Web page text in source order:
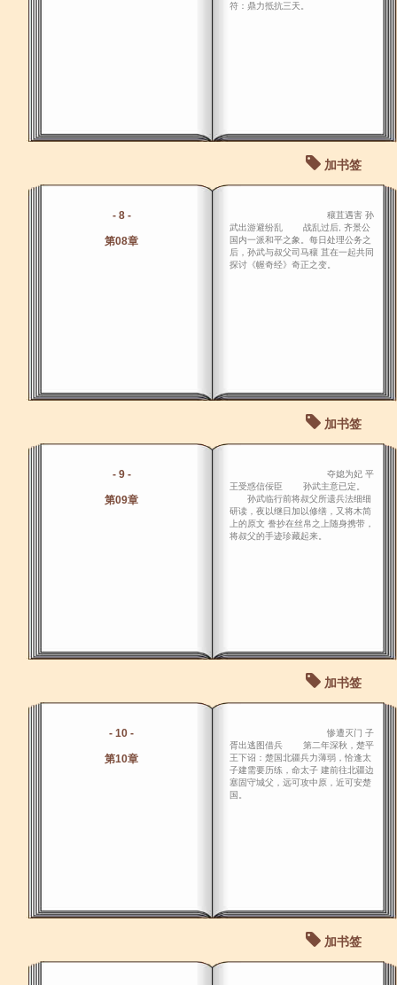
符：鼎力抵抗三天。
加书签
- 8 -
第08章
穰苴遇害 孙
武出游避纷乱 战乱过后, 齐景公
国内一派和平之象。每日处理公务之
后，孙武与叔父司马穰 苴在一起共同
探讨《幄奇经》奇正之变。
加书签
- 9 -
第09章
夺媳为妃 平
王受惑信佞臣 孙武主意已定。
孙武临行前将叔父所遗兵法细细
研读，夜以继日加以修缮，又将木简
上的原文 誊抄在丝帛之上随身携带，
将叔父的手迹珍藏起来。
加书签
- 10 -
第10章
惨遭灭门 子
胥出逃图借兵 第二年深秋，楚平
王下诏：楚国北疆兵力薄弱，恰逢太
子建需要历练，命太子 建前往北疆边
塞固守城父，远可攻中原，近可安楚
国。
加书签